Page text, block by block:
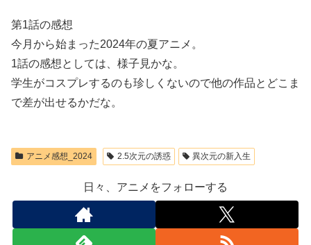
第1話の感想
今月から始まった2024年の夏アニメ。
1話の感想としては、様子見かな。
学生がコスプレするのも珍しくないので他の作品とどこま
で差が出せるかだな。
アニメ感想_2024 2.5次元の誘惑 異次元の新入生
日々、アニメをフォローする